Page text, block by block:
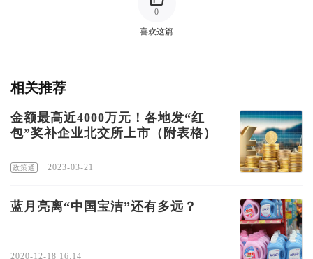
喜欢这篇
0
相关推荐
金额最高近4000万元！各地发“红
包”奖补企业北交所上市（附表格）
政策通 · 2023-03-21
蓝月亮离“中国宝洁”还有多远？
2020-12-18 16:14